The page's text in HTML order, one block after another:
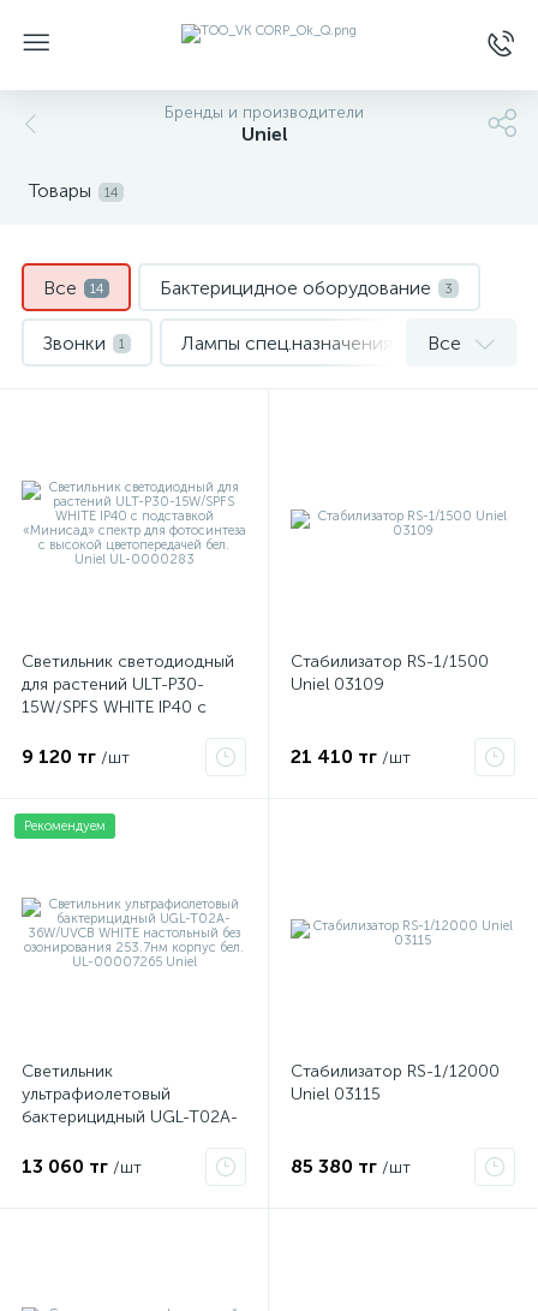
Бренды и производители
Uniel
Товары 14
Все 14 Бактерицидное оборудование 3
Звонки 1 Лампы спец.назначения Все
Светильник светодиодный
для растений ULT-P30-
15W/SPFS WHITE IP40 с
спектр для фотосинтеза с
высокой цветопередачей
9 120 тг /шт
Стабилизатор RS-1/1500
Uniel 03109
21 410 тг /шт
Рекомендуем
Светильник
ультрафиолетовый
бактерицидный UGL-T02A-
настольный без
13 060 тг /шт
Стабилизатор RS-1/12000
Uniel 03115
85 380 тг /шт